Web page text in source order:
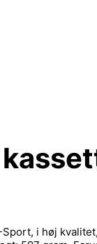
Sport, i høj